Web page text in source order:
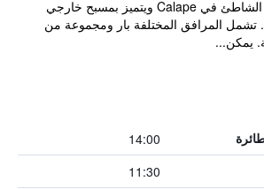
المصنف 3 نجوم مقابل الشاطئ في Calape ويتميز بمسبح خارجي
المرافق المختلفة بار ومجموعة من
يمكن...
14:00
11:30